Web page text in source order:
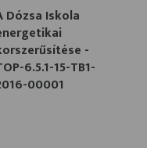
Dózsa Iskola
-
6.5.1-15-TB1-
00001